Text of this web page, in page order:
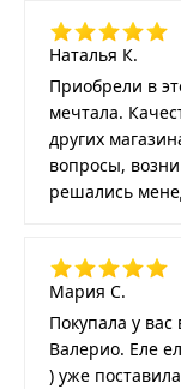
Наталья К.
Приобрели в
мечтала.
других
вопросы,
решались
Мария С.
Покупала у вас
Валерио. Еле
) уже